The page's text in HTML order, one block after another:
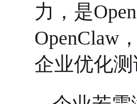
力，是
OpenClaw
企业优化